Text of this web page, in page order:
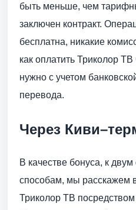
быть меньше, чем
заключен контракт.
бесплатна, никакие
как оплатить Триколор
нужно с учетом
перевода.
Через
В качестве бонуса, к
способам, мы расскажем
Триколор ТВ